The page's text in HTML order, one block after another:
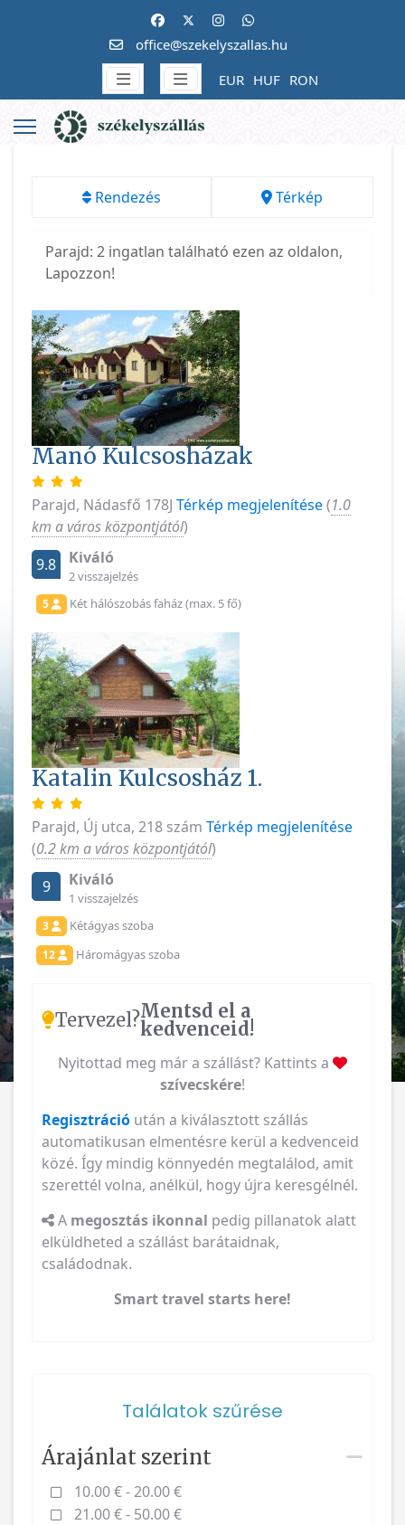
office@szekelyszallas.hu
EUR HUF RON
Rendezés Térkép
Parajd: 2 ingatlan található ezen az oldalon,
Lapozzon!
Manó Kulcsosházak
Parajd, Nádasfő 178J Térkép megjelenítése(1.0
km a város központjától)
9.8
Kiváló
2 visszajelzés
5 Két hálószobás faház (max. 5 fő)
Katalin Kulcsosház 1.
Parajd, Új utca, 218 szám Térkép megjelenítése
(0.2 km a város központjától)
9
Kiváló
1 visszajelzés
3 Kétágyas szoba
12 Háromágyas szoba
Tervezel?Mentsd el a
kedvenceid!
Nyitottad meg már a szállást? Kattints a
szívecskére!
Regisztráció után a kiválasztott szállás
automatikusan elmentésre kerül a kedvenceid
közé. Így mindig könnyedén megtalálod, amit
szerettél volna, anélkül, hogy újra keresgélnél.
A megosztás ikonnal pedig pillanatok alatt
elküldheted a szállást barátaidnak,
családodnak.
Smart travel starts here!
Találatok szűrése
Árajánlat szerint
10.00 € - 20.00 €
21.00 € - 50.00 €